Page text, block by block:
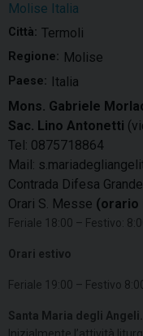
Molise Italia
Città: Termoli
Regione: Molise
Paese:
Italia
Mons. Gabriele
Sac. Lino Antonetti
Tel: 0875718864
Mail:
Contrada Difesa
Orari S. Messe (orario
Feriale 18:00 – Festivo:
Orari estivo
Feriale 19:00 – Festivo
Santa Maria degli Angeli.